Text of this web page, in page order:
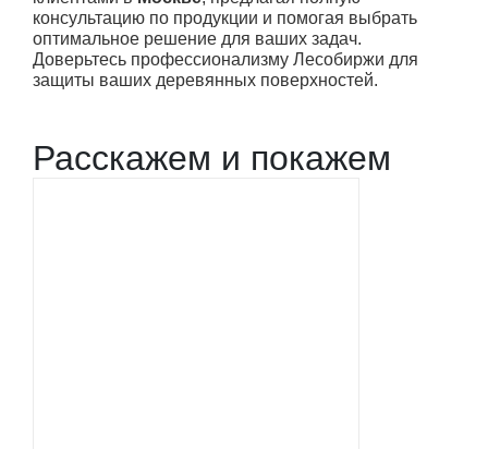
консультацию по продукции и помогая выбрать
оптимальное решение для ваших задач.
Доверьтесь профессионализму Лесобиржи для
защиты ваших деревянных поверхностей.
Расскажем и покажем